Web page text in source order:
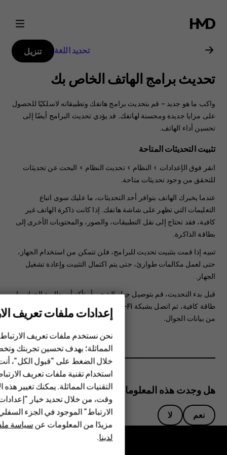
دليل
مستخدم
هاتف
Nokia
2.1
الهواتف الذكية
الهواتف المميزة
HMD Terra M
HMD DUB
تحديد اللغة تنزيل
تحديث برامج الهاتف الخاص بك
واكب ما هو جديد – قم بتحديث برامج هاتفك وتطبيقاته لاسلكيًا للحصول
على مزايا جديدة ومحسنة لهاتفك. قد يؤدي تحديث البرامج أيضًا إلى
تحسين أداء الهاتف.
تثبيت التحديثات المتاحة
انقر فوق الإعدادات > النظام >تحديث النظام > البحث عن تحديثات
للتحقق من وجود تحديثات متاحة.
عندما يخبرك الهاتف بتوافر أحد التحديثات، ما عليك سوى اتباع
التعليمات التي تظهر على شاشة هاتفك. إذا كانت ذاكرة الهاتف غير
كافية، فقد تحتاج إلى نقل التطبيقات، والصور، والمحتويات الأخرى إلى
بطاقة الذاكرة.
تنبيه إذا قمت بتثبيت تحديث للبرامج، فلن تتمكن من استخدام الجهاز،
حتى لعمل مكالمات طوارئ، حتى يتم اكتمال التثبيت وإعادة تشغيل
الجهاز.
قبل بدء التحديث، قم بتوصيل جهاز الشحن أو تأكد أن بطارية الجهاز بها
طاقة كافية، ثم اتصل بشبكة Wi-Fi، فقد تستهلك حزم التحديث الكثير
من بيانات الجوال.
هل وجدت هذه المعلومات مفيدة؟
نعم لا
إعدادات ملفات تعريف
نحن نستخدم ملفات تعريف
المماثلة؛ بهدف تحسين تجربتك
خلال الضغط على "قبول الكل"،
استخدام تقنية ملفات تعريف
التقنيات المماثلة. يمكنك تغيير
وقت، من خلال تحديد خيار
الارتباط" الموجود في الجزء
مزيدًا من المعلومات عنسياسة
لدينا.